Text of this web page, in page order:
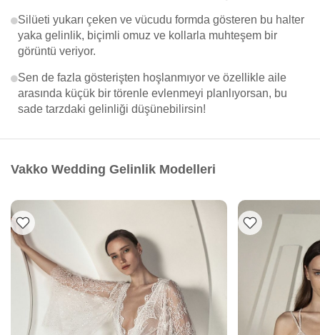
Silüeti yukarı çeken ve vücudu formda gösteren bu halter
yaka gelinlik, biçimli omuz ve kollarla muhteşem bir
görüntü veriyor.
Sen de fazla gösterişten hoşlanmıyor ve özellikle aile
arasında küçük bir törenle evlenmeyi planlıyorsan, bu
sade tarzdaki gelinliği düşünebilirsin!
Vakko Wedding Gelinlik Modelleri